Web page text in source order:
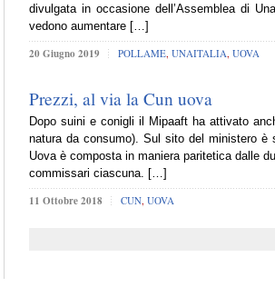
divulgata in occasione dell’Assemblea di
vedono aumentare […]
20 Giugno 2019 POLLAME UNAITALIA UOVA
Prezzi, al via la Cun uova
Dopo suini e conigli il Mipaaft ha attivato
natura da consumo). Sul sito del ministero è
Uova è composta in maniera paritetica dalle
commissari ciascuna. […]
11 Ottobre 2018 CUN UOVA